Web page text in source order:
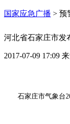
国家应急广播 > 预
河北省石家庄市发
2017-07-09 17:09 来
石家庄市气象台